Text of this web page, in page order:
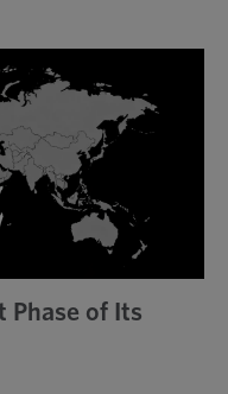
Phase of Its